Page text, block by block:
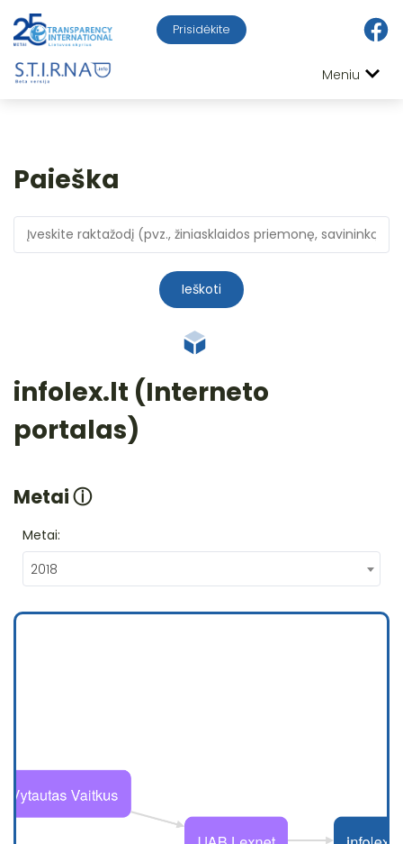
Prisidėkite
Meniu
Paieška
Ieškoti
infolex.lt (Interneto
portalas)
Metaiⓘ
Metai:
2018